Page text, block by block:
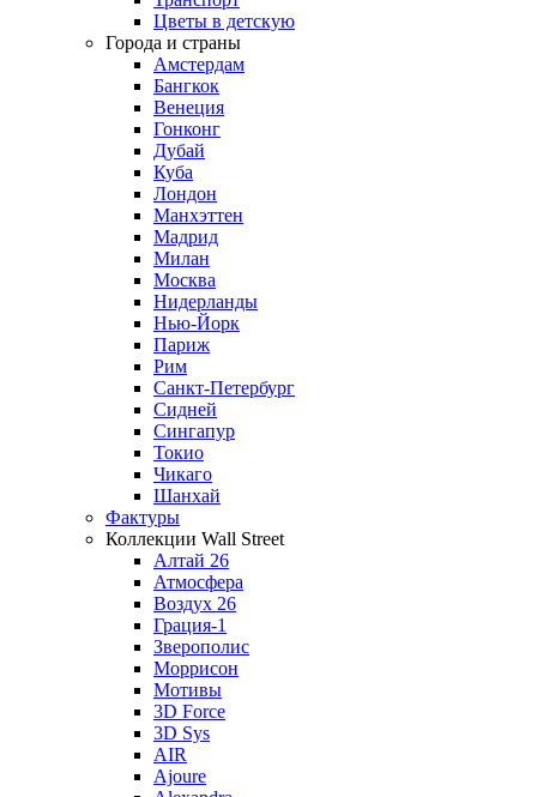
Цветы в детскую
Города и страны
Амстердам
Бангкок
Венеция
Гонконг
Дубай
Куба
Лондон
Манхэттен
Мадрид
Милан
Москва
Нидерланды
Нью-Йорк
Париж
Рим
Санкт-Петербург
Сидней
Сингапур
Токио
Чикаго
Шанхай
Фактуры
Коллекции Wall Street
Алтай 26
Атмосфера
Воздух 26
Грация-1
Зверополис
Моррисон
Мотивы
3D Force
3D Sys
AIR
Ajoure